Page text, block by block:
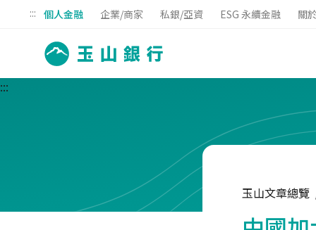
::: 個人金融 企業/商家 私銀/亞資 ESG 永續金融 關
:::
玉山文章總覽